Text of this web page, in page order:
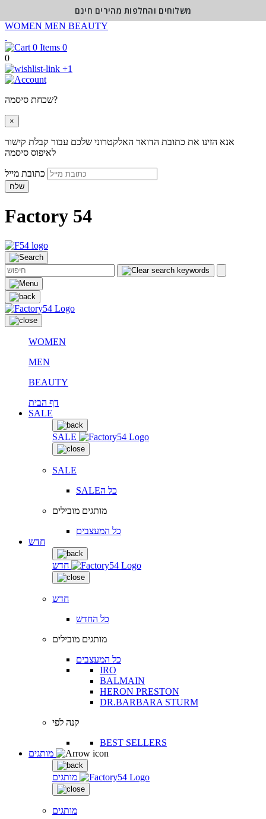
WOMEN MEN BEAUTY
0
0
+1
שכחת סיסמה?
×
אנא הזינו את כתובת הדואר האלקטרוני שלכם עבור קבלת קישור
לאיפוס סיסמה
שלח
Factory 54
WOMEN
MEN
BEAUTY
דף הבית
SALE
SALE
SALE
SALEכל ה
מותגים מובילים
כל המעצבים
חדש
חדש
חדש
כל החדש
מותגים מובילים
כל המעצבים
IRO
BALMAIN
HERON PRESTON
DR.BARBARA STURM
קנה לפי
BEST SELLERS
מותגים
מותגים
משלוחים והחלפות מהירים חינם